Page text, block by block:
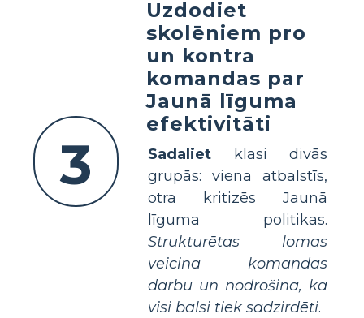
3
Uzdodiet
skolēniem pro
un kontra
komandas par
Jaunā līguma
efektivitāti
Sadaliet klasi divās
grupās: viena atbalstīs,
otra kritizēs Jaunā
līguma politikas.
Strukturētas lomas
veicina komandas
darbu un nodrošina, ka
visi balsi tiek sadzirdēti.